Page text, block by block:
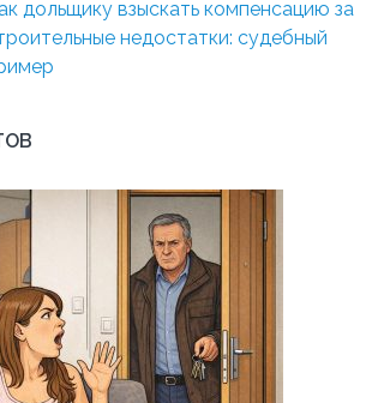
дольщику взыскать компенсацию за
недостатки: судебный